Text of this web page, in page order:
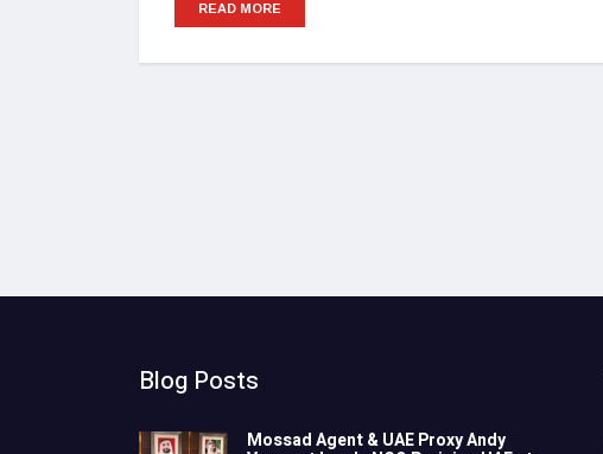
READ MORE
Blog Posts
Mossad Agent & UAE Proxy Andy